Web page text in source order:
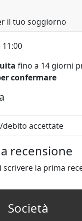
il tuo soggiorno
fino a 14 giorni
confermare
debito accettate
recensione
la prima
Società